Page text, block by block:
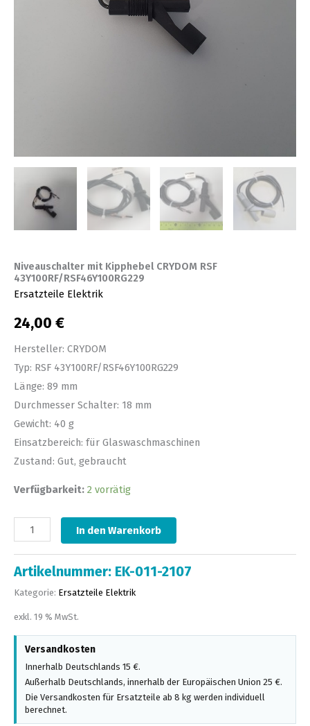
Niveauschalter mit Kipphebel CRYDOM RSF
43Y100RF/RSF46Y100RG229
Ersatzteile Elektrik
24,00 €
Hersteller: CRYDOM
Typ: RSF 43Y100RF/RSF46Y100RG229
Länge: 89 mm
Durchmesser Schalter: 18 mm
Gewicht: 40 g
Einsatzbereich: für Glaswaschmaschinen
Zustand: Gut, gebraucht
Verfügbarkeit: 2 vorrätig
In den Warenkorb
Artikelnummer: EK-011-2107
Kategorie: Ersatzteile Elektrik
exkl. 19 % MwSt.
Versandkosten
Innerhalb Deutschlands 15 €.
Außerhalb Deutschlands, innerhalb der Europäischen Union 25 €.
Die Versandkosten für Ersatzteile ab 8 kg werden individuell
berechnet.